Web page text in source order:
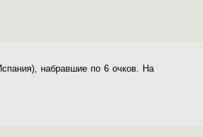
набравшие по 6 очков. На